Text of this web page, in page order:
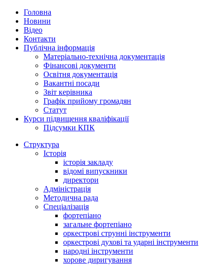
Головна
Новини
Відео
Контакти
Публічна інформація
Матеріально-технічна документація
Фінансові документи
Освітня документація
Вакантні посади
Звіт керівника
Графік прийому громадян
Статут
Курси підвищення кваліфікації
Підсумки КПК
Структура
Історія
історія закладу
відомі випускники
директори
Адміністрація
Методична рада
Спеціалізація
фортепіано
загальне фортепіано
оркестрові струнні інструменти
оркестрові духові та ударні інструменти
народні інструменти
хорове диригування